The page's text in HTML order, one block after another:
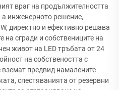
враг на продължителността
а инженерното решение,
директно и ефективно решава
на сгради и собствениците на
живот на LED тръбата от 24
на собствеността с
вземат предвид намалените
спестяванията от резервни